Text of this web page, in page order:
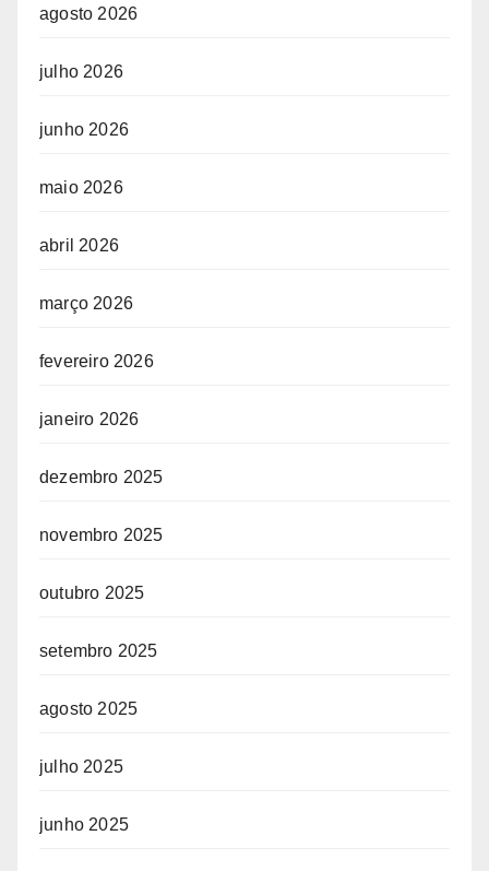
agosto 2026
julho 2026
junho 2026
maio 2026
abril 2026
março 2026
fevereiro 2026
janeiro 2026
dezembro 2025
novembro 2025
outubro 2025
setembro 2025
agosto 2025
julho 2025
junho 2025